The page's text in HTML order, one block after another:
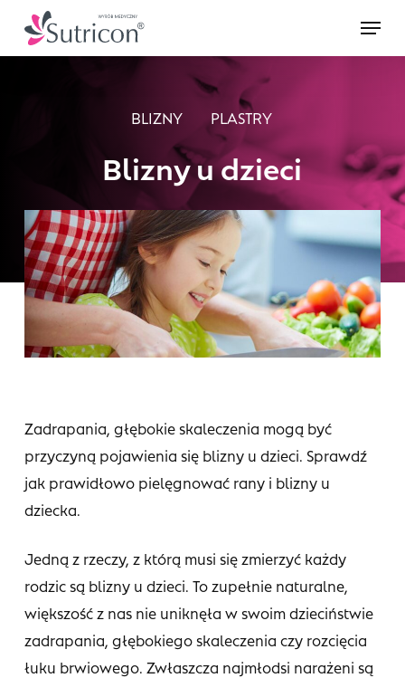
Menu
BLIZNY PLASTRY
Blizny u dzieci
3 marca 2021
Zadrapania, głębokie skaleczenia mogą być
przyczyną pojawienia się blizny u dzieci. Sprawdź
jak prawidłowo pielęgnować rany i blizny u
dziecka.
Jedną z rzeczy, z którą musi się zmierzyć każdy
rodzic są blizny u dzieci. To zupełnie naturalne,
większość z nas nie uniknęła w swoim dzieciństwie
zadrapania, głębokiego skaleczenia czy rozcięcia
łuku brwiowego. Zwłaszcza najmłodsi narażeni są